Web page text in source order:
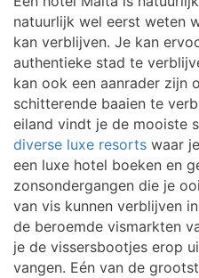
natuurlijk wel eerst weten
kan verblijven. Je kan
authentieke stad te
kan ook een aanrader zijn
schitterende baaien te
eiland vindt je de mooiste
diverse luxe resorts waar
een luxe hotel boeken en
zonsondergangen die je
van vis kunnen verblijven
de beroemde vismarkten
je de vissersbootjes erop
vangen. Eén van de